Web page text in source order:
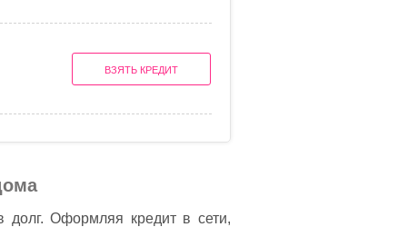
ВЗЯТЬ КРЕДИТ
долг. Оформляя кредит в сети,